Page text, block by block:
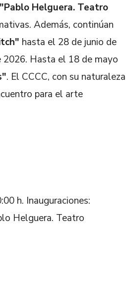
"Pablo Helguera. Teatro
Además, continúan
hasta el 28 de junio de
2026. Hasta el 18 de mayo
. El CCCC, con su naturaleza
para el arte
h. Inauguraciones:
Helguera. Teatro